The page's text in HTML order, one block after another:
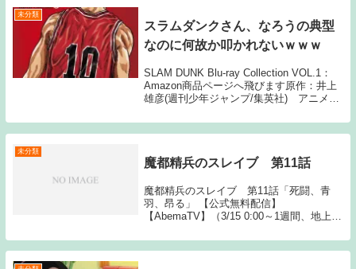
未分類
スラムダンクさん、なろうの典型
なのに何故か叩かれないｗｗｗ
SLAM DUNK Blu-ray Collection VOL.1：
Amazon商品ページへ飛びます原作：井上
雄彦(週刊少年ジャンプ/集英社) アニメー
で？ 2: 名無しさん 超面白いから 3: ...
未分類
魔都精兵のスレイブ 第11話
魔都精兵のスレイブ 第11話「死闘、青
羽、昂る」 【公式無料配信】
【AbemaTV】（3/15 0:00～1週間、地上波
間） 【公式有料配信】 【U-NEXT】 【H
The post ...